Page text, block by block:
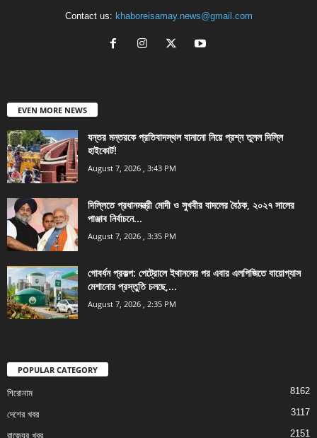
Contact us: khaboreisamay.news@gmail.com
EVEN MORE NEWS
যন্তর মন্তরকে প্রতিবাদস্থল বানানো নিয়ে প্রশ্ন তুলল দিল্লি
হাইকোর্ট!
August 7, 2026 , 3:43 PM
দিল্লিতে প্রধানমন্ত্রী মোদী ও সুখবীর বাদলের বৈঠক, ২০২৭ সালের
পাঞ্জাব নির্বাচনে...
August 7, 2026 , 3:35 PM
গোবর্ধন প্রকল্প: পেট্রোলে ইথানলের পর এবার এলপিজিতে বায়োগ্যাস
মেশানোর প্রস্তুতি চলছে,...
August 7, 2026 , 2:35 PM
POPULAR CATEGORY
শিরোনাম 8162
দেশের খবর 3117
রাজ্যের খবর 2151